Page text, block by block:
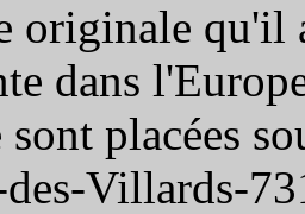
originale qu'il
dans
placées
Villards-